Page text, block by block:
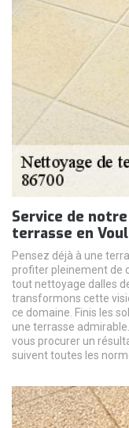
Service de
terrasse en
Pensez déjà à une
profiter pleinement de
tout nettoyage dalles
transformons cette
ce domaine. Finis les
une terrasse
vous procurer un
suivent toutes les